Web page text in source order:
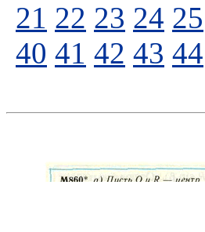
21 22 23 24 25
40 41 42 43 44